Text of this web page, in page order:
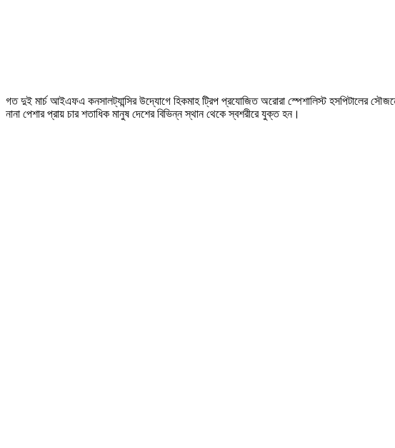
গত দুই মার্চ আইএফএ কনসালট্যান্সির উদ্যোগে হিকমাহ ট্রিপ প্রযোজিত অরোরা স্পেশালিস্ট হসপিটালের
নানা পেশার প্রায় চার শতাধিক মানুষ দেশের বিভিন্ন স্থান থেকে স্বশরীরে যুক্ত হন।